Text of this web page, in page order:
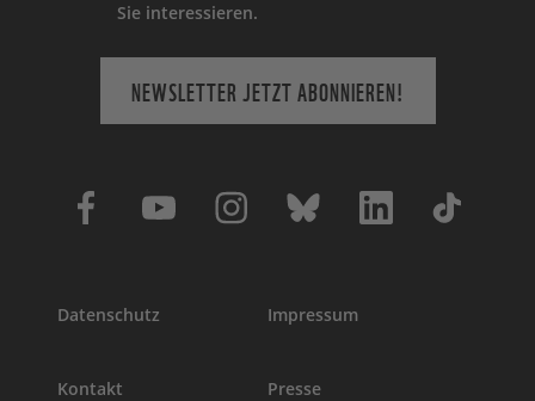
Sie interessieren.
NEWSLETTER JETZT ABONNIEREN!
Datenschutz Impressum
Kontakt Presse